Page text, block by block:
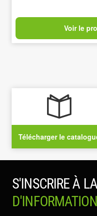
Voir le
Télécharger le
S'INSCRIRE À LA